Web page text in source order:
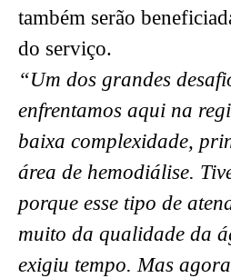
também serão
do serviço.
“Um dos grandes
enfrentamos aqui na
baixa complexidade,
área de hemodiálise.
porque esse tipo de
muito da qualidade da
exigiu tempo. Mas